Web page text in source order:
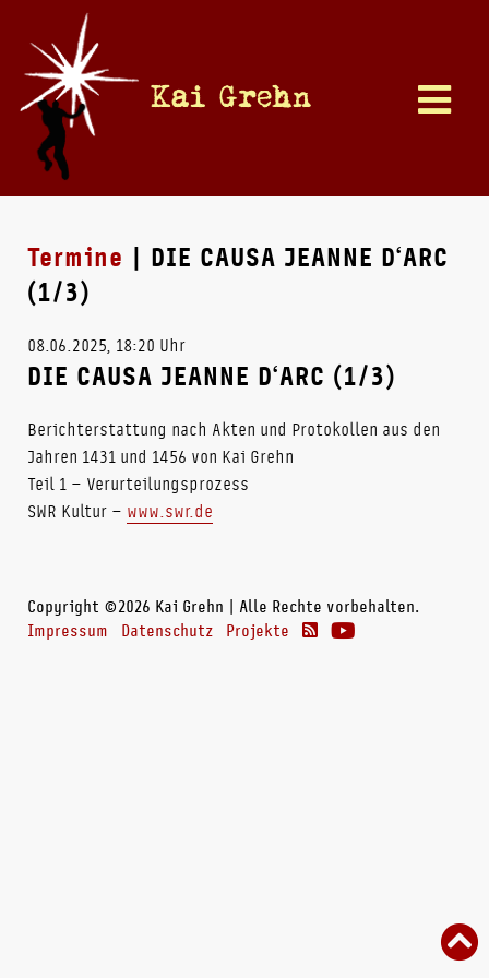
Kai Grehn
Termine | DIE CAUSA JEANNE D‘ARC
(1/3)
08.06.2025, 18:20 Uhr
DIE CAUSA JEANNE D‘ARC (1/3)
Berichterstattung nach Akten und Protokollen aus den
Jahren 1431 und 1456 von Kai Grehn
Teil 1 – Verurteilungsprozess
SWR Kultur – www.swr.de
Copyright ©2026 Kai Grehn | Alle Rechte vorbehalten.
Impressum
Datenschutz Projekte